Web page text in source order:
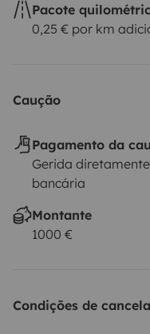
Pacote
0,25 € por km
Caução
Pagamento da
Gerida
bancária
Montante
1000 €
Condições de